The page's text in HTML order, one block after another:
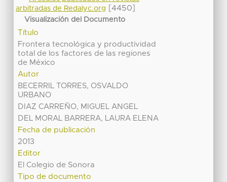
arbitradas de Redalyc.org
[4450]
Visualización del Documento
Título
Frontera tecnológica y productividad
total de los factores de las regiones
de México
Autor
BECERRIL TORRES, OSVALDO
URBANO
DIAZ CARREÑO, MIGUEL ANGEL
DEL MORAL BARRERA, LAURA ELENA
Fecha de publicación
2013
Editor
El Colegio de Sonora
Tipo de documento